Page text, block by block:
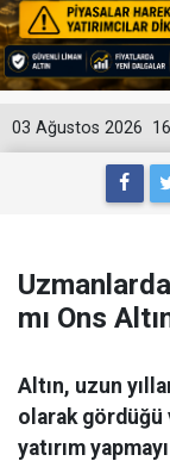
03 Ağustos 2026
mı Ons
Altın, uzun
olarak gördüğü
yatırım